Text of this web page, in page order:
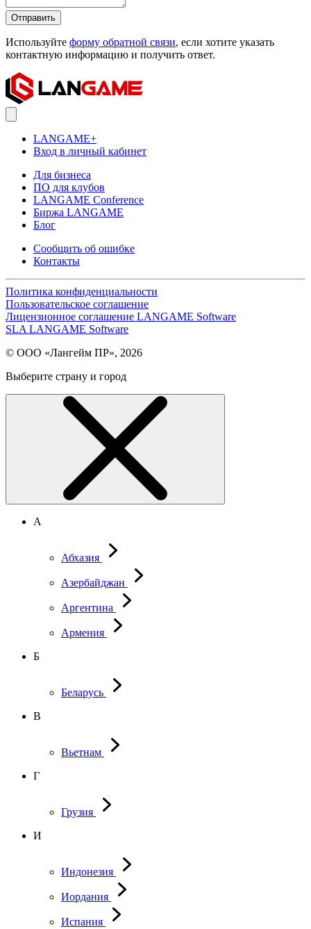
Отправить
Используйте форму обратной связи, если хотите указать
контактную информацию и получить ответ.
LANGAME+
Вход в личный кабинет
Для бизнеса
ПО для клубов
LANGAME Conference
Биржа LANGAME
Блог
Сообщить об ошибке
Контакты
Политика конфиденциальности
Пользовательское соглашение
Лицензионное соглашение LANGAME Software
SLA LANGAME Software
© ООО «Лангейм ПР», 2026
Выберите страну и город
А
Абхазия
Азербайджан
Аргентина
Армения
Б
Беларусь
В
Вьетнам
Г
Грузия
И
Индонезия
Иордания
Испания